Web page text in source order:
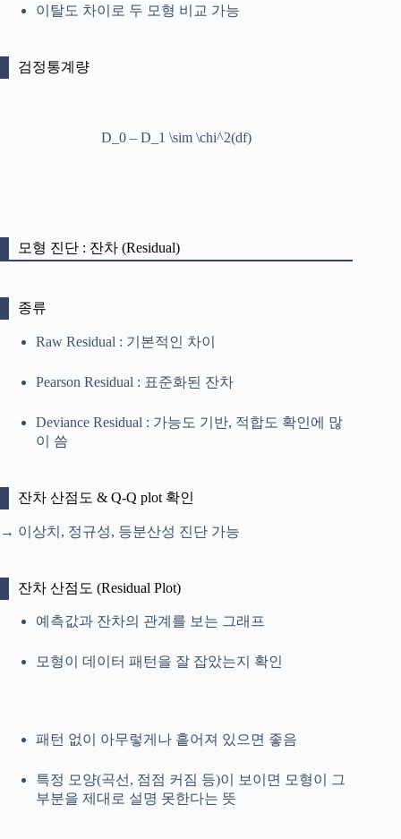
이탈도 차이로 두 모형 비교 가능
검정통계량
D_0 – D_1 \sim \chi^2(df)
모형 진단 : 잔차 (Residual)
종류
Raw Residual : 기본적인 차이
Pearson Residual : 표준화된 잔차
Deviance Residual : 가능도 기반, 적합도 확인에 많
이 씀
잔차 산점도 & Q-Q plot 확인
→ 이상치, 정규성, 등분산성 진단 가능
잔차 산점도 (Residual Plot)
예측값과 잔차의 관계를 보는 그래프
모형이 데이터 패턴을 잘 잡았는지 확인
패턴 없이 아무렇게나 흩어져 있으면 좋음
특정 모양(곡선, 점점 커짐 등)이 보이면 모형이 그
부분을 제대로 설명 못한다는 뜻